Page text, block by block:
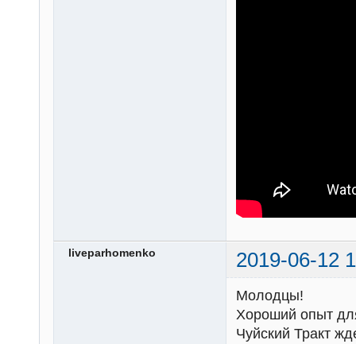
liveparhomenko 2019-06-12
Молодцы!
Хороший опыт
Чуйский Тракт